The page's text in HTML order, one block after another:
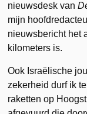
nieuwsdesk van
mijn
nieuwsbericht het
kilometers is.
Ook Israëlische
zekerheid durf ik
raketten op